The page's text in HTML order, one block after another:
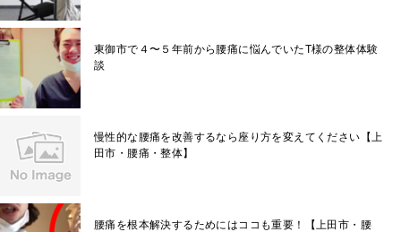
東御市で４〜５年前から腰痛に悩んでいたT様の整体体験
談
慢性的な腰痛を改善するなら座り方を変えてください【上
田市・腰痛・整体】
腰痛を根本解決するためにはココも重要！【上田市・腰